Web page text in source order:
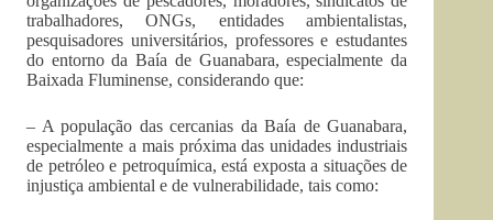
trabalhadores, ONGs, entidades ambientalistas,
pesquisadores universitários, professores e estudantes
do entorno da Baía de Guanabara, especialmente da
Baixada Fluminense, considerando que:
– A população das cercanias da Baía de Guanabara,
especialmente a mais próxima das unidades industriais
de petróleo e petroquímica, está exposta a situações de
injustiça ambiental e de vulnerabilidade, tais como: